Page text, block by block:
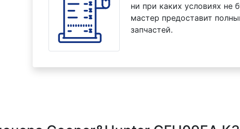
ни при каких условиях не
мастер предоставит
запчастей.